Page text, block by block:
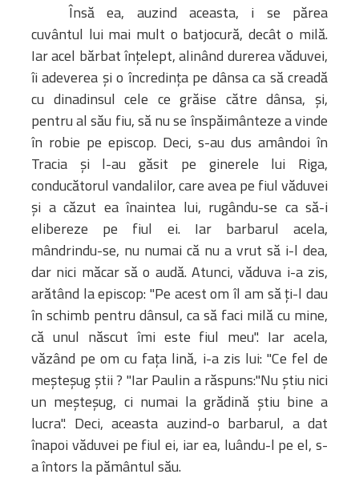
Însă ea, auzind aceasta, i se părea
cuvântul lui mai mult o batjocură, decât o milă.
Iar acel bărbat înţelept, alinând durerea văduvei,
îi adeverea şi o încredinţa pe dânsa ca să creadă
cu dinadinsul cele ce grăise către dânsa, şi,
pentru al său fiu, să nu se înspăimânteze a vinde
în robie pe episcop. Deci, s-au dus amândoi în
Tracia şi l-au găsit pe ginerele lui Riga,
conducătorul vandalilor, care avea pe fiul văduvei
şi a căzut ea înaintea lui, rugându-se ca să-i
elibereze pe fiul ei. Iar barbarul acela,
mândrindu-se, nu numai că nu a vrut să i-l dea,
dar nici măcar să o audă. Atunci, văduva i-a zis,
arătând la episcop: "Pe acest om îl am să ţi-l dau
în schimb pentru dânsul, ca să faci milă cu mine,
că unul născut îmi este fiul meu". Iar acela,
văzând pe om cu faţa lină, i-a zis lui: "Ce fel de
meşteşug ştii ? "Iar Paulin a răspuns:"Nu ştiu nici
un meşteşug, ci numai la grădină ştiu bine a
lucra". Deci, aceasta auzind-o barbarul, a dat
înapoi văduvei pe fiul ei, iar ea, luându-l pe el, s-
a întors la pământul său.